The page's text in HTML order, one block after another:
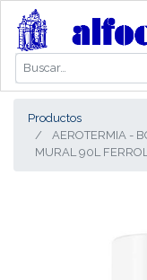
Productos
AEROTERMIA -
MURAL 90L